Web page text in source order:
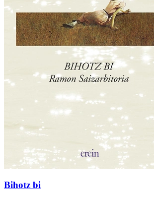
Bihotz bi